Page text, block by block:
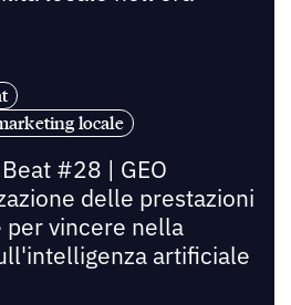
locale
#28 | GEO
delle prestazioni
per vincere nella
artificiale